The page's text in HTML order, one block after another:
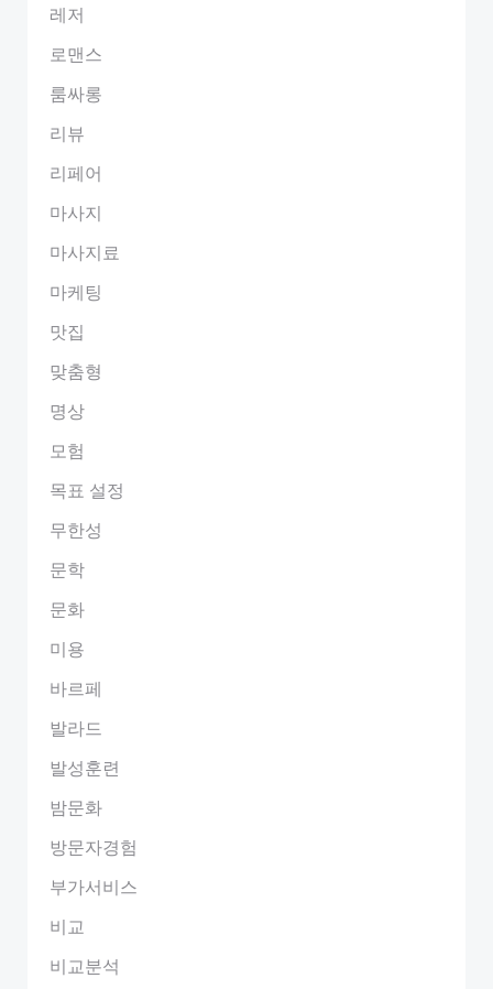
레저
로맨스
룸싸롱
리뷰
리페어
마사지
마사지료
마케팅
맛집
맞춤형
명상
모험
목표 설정
무한성
문학
문화
미용
바르페
발라드
발성훈련
밤문화
방문자경험
부가서비스
비교
비교분석